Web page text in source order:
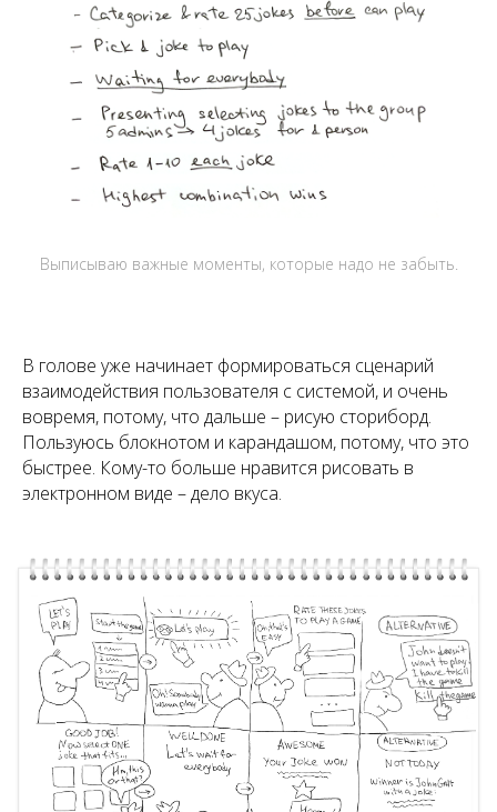
Выписываю важные моменты, которые надо не забыть.
В голове уже начинает формироваться сценарий
взаимодействия пользователя с системой, и очень
вовремя, потому, что дальше – рисую сториборд.
Пользуюсь блокнотом и карандашом, потому, что это
быстрее. Кому-то больше нравится рисовать в
электронном виде – дело вкуса.